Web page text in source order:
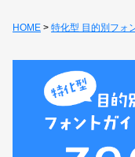
目的別フォントガイド
おすすめ
HOME > 特化型 目的別フォ